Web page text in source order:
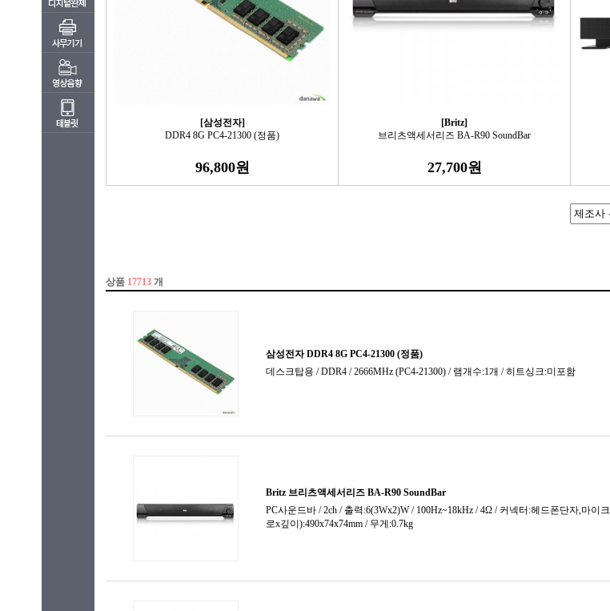
[삼성전자]
DDR4 8G PC4-21300 (정품)
96,800원
[Britz]
브리츠액세서리즈 BA-R90 SoundBar
27,700원